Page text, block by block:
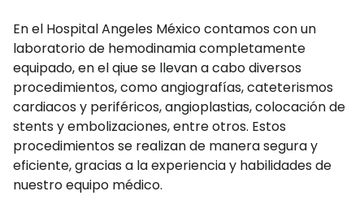
En el Hospital Angeles México contamos con un
laboratorio de hemodinamia completamente
equipado, en el qiue se llevan a cabo diversos
procedimientos, como angiografías, cateterismos
cardiacos y periféricos, angioplastias, colocación de
stents y embolizaciones, entre otros. Estos
procedimientos se realizan de manera segura y
eficiente, gracias a la experiencia y habilidades de
nuestro equipo médico.